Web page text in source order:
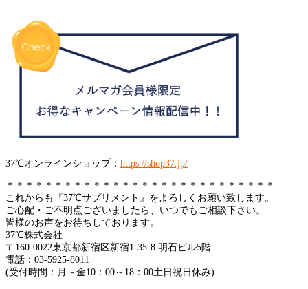
37℃オンラインショップ： https://shop37.jp/
＊＊＊＊＊＊＊＊＊＊＊＊＊＊＊＊＊＊＊＊＊＊＊＊＊＊＊＊
これからも『37℃サプリメント』をよろしくお願い致します。
ご心配・ご不明点ございましたら、いつでもご相談下さい。
皆様のお声をお待ちしております。
37℃株式会社
〒160-0022東京都新宿区新宿1-35-8 明石ビル5階
電話：03-5925-8011
(受付時間：月～金10：00～18：00土日祝日休み)